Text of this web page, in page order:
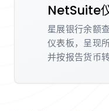
NetSuite
星展银行余额
仪表板，呈现
并按报告货币